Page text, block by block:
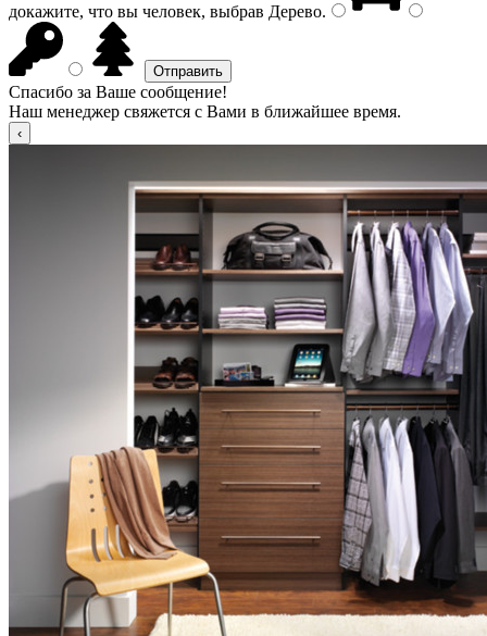
докажите, что вы человек, выбрав Дерево.
Спасибо за Ваше сообщение!
Наш менеджер свяжется с Вами в ближайшее время.